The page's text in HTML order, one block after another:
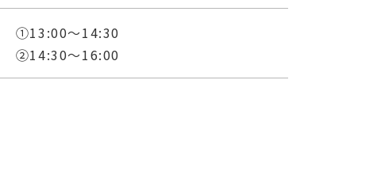
①13:00～14:30
②14:30～16:00